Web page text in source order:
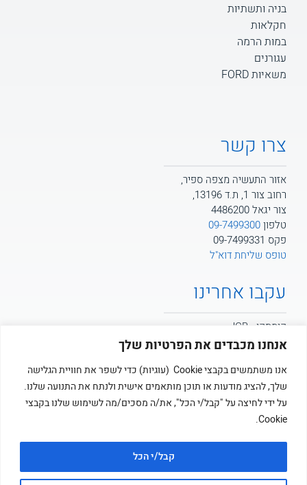
אנחנו מכבדים את הפרטיות שלך
אנו משתמשים בקבצי Cookie (עוגיות) כדי לשפר את חוויית הגלישה
שלך, להציג מודעות או תוכן מותאמים אישית ולנתח את התנועה שלנו.
על ידי לחיצה על "קבל/י הכל", את/ה מסכים/מה לשימוש שלנו בקבצי
Cookie.
קבל/י הכל
בניה ותשתיות
חקלאות
במות הרמה
עגורנים
משאיות FORD
צרו קשר
אזור התעשיה מצפה ספיר,
רחוב צור 1, ת.ד 13196,
צור יגאל 4486200
טלפון09-7499300
פקס 09-7499331
טופס שליחת דוא"ל
עקבו אחרינו
קומסקו - JCB
קומסקו - POTAIN
קומסקו